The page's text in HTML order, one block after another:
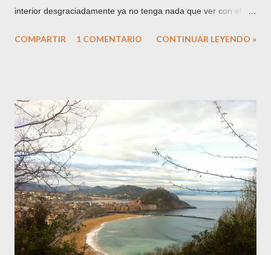
interior desgraciadamente ya no tenga nada que ver con el
Acedo y Atodo, Conde de Echauz y María Luisa de Sarriá y
Acedo proviene de la población navarra del mismo nombre,
mientras que los Atodo están enraizados en Tolosa siglos atrás
y emparentados con todas las familias de abolengo de la villa,
como los Zavala . Su abuela es Joaquina María de Atodo y
Zavala (1728-1793) . A los 7 años se trasladarán a vivir a
Vitoria , y a los 16 se casará con Don Ortuño María de Aguirre
Zuazo y del Corral , Marqués de Montehermoso . Al año
siguiente, en 1801, nacerá su única hija,...
COMPARTIR 1 COMENTARIO CONTINUAR LEYENDO »